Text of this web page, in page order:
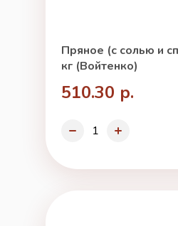
Пряное (с солью и
кг (Войтенко)
510.30 р.